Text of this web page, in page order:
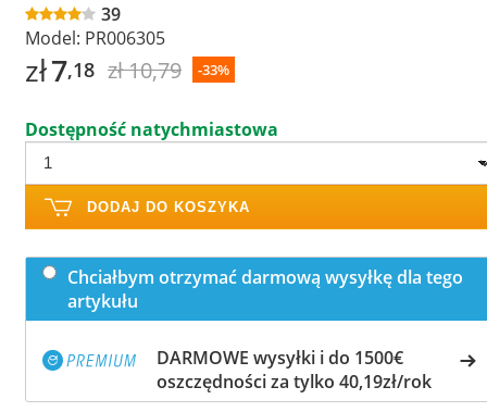
39
Model: PR006305
zł7,18 zł 10,79 -33%
Dostępność natychmiastowa
DODAJ DO KOSZYKA
Chciałbym otrzymać darmową wysyłkę dla tego
artykułu
DARMOWE wysyłki i do 1500€
oszczędności za tylko 40,19zł/rok